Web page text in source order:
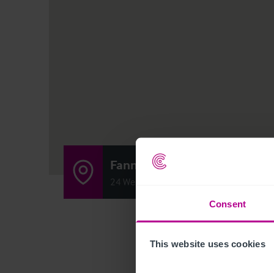
Consent
This website uses cookies
Fanny by Gas Light
24 West George Street, Kilmarnock KA1